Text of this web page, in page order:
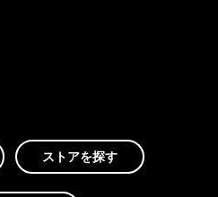
ストアを探す